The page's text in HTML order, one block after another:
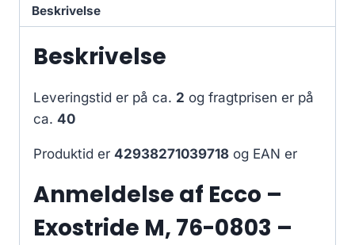
Beskrivelse
Beskrivelse
Leveringstid er på ca. 2 og fragtprisen er på
ca. 40
Produktid er 42938271039718 og EAN er
Anmeldelse af Ecco –
Exostride M, 76-0803 –